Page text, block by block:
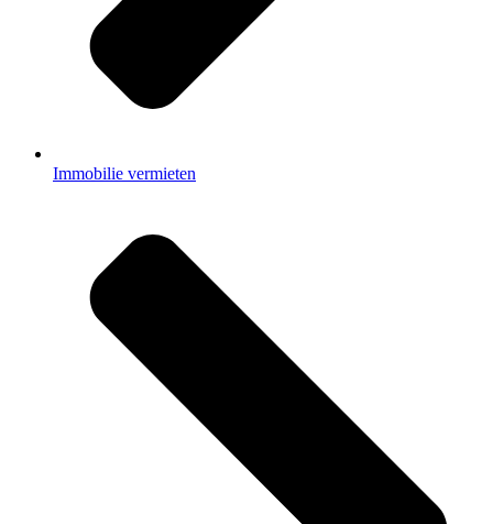
Immobilie vermieten